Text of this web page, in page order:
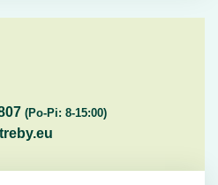
(Po-Pi: 8-15:00)